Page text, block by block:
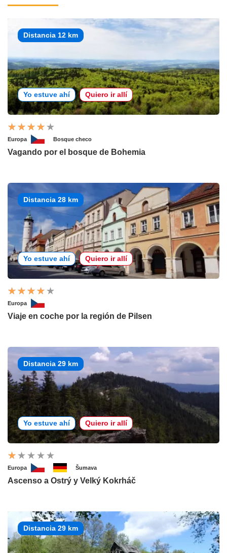
Distancia 12 km
Yo estuve ahí Quiero ir allí
Europa Bosque checo
Vagando por el bosque de Bohemia
Distancia 28 km
Yo estuve ahí Quiero ir allí
Europa
Viaje en coche por la región de Pilsen
Distancia 29 km
Yo estuve ahí Quiero ir allí
Europa Šumava
Ascenso a Ostrý y Velký Kokrháč
Distancia 29 km